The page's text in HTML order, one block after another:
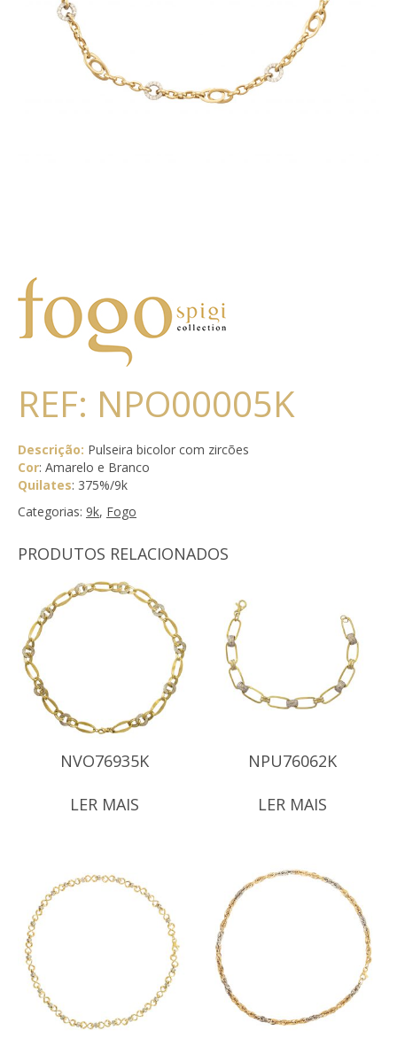
REF: NPO00005K
Descrição: Pulseira bicolor com zircões
Cor: Amarelo e Branco
Quilates: 375%/9k
Categorias: 9k, Fogo
PRODUTOS RELACIONADOS
NVO76935K
LER MAIS
NPU76062K
LER MAIS